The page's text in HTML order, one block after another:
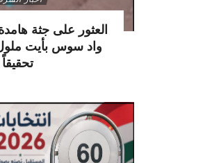
العثور على جثة
واد سوس بأيت
تحقيقاً